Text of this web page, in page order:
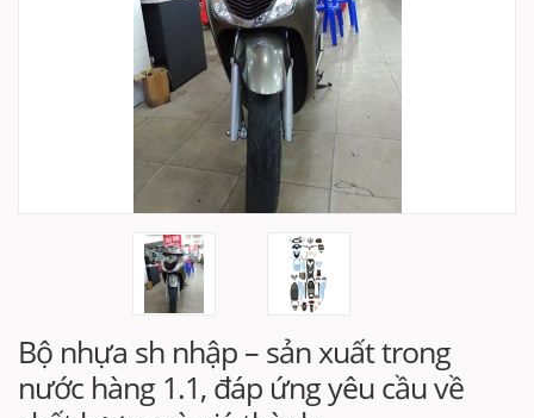
Bộ nhựa sh nhập – sản xuất trong
nước hàng 1.1, đáp ứng yêu cầu về